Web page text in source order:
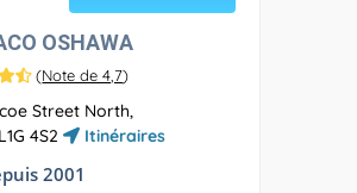
OSHAWA
(Note de 4,7)
Street North,
4S2
Itinéraires
2001